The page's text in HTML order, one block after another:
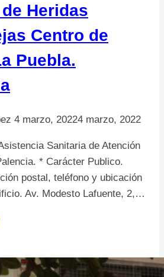
Heridas
Centro de
Puebla.
4 marzo, 20224 marzo, 2022
Sanitaria de Atención
* Carácter Publico.
postal, teléfono y ubicación
Av. Modesto Lafuente, 2,…